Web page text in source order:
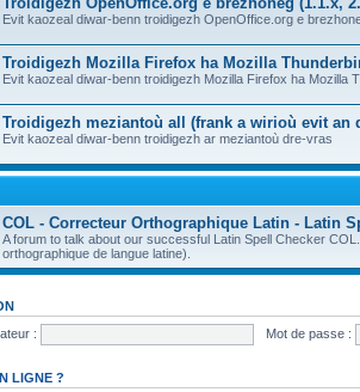
Evit kaozeal diwar-benn troidigezh OpenOffice.org e
Troidigezh Mozilla Firefox ha Mozilla
Evit kaozeal diwar-benn troidigezh Mozilla Firefox ha Mozilla
Troidigezh meziantoù all (frank a wirioù evit an
Evit kaozeal diwar-benn troidigezh ar meziantoù dre-vras
COL - Correcteur Orthographique Latin - Latin
A forum to talk about our successful Latin Spell Checker
orthographique de langue latine).
:
Mot de passe :
LIGNE ?